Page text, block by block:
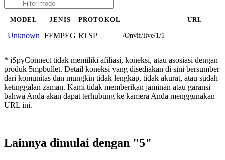
MODEL JENIS PROTOKOL URL
Unknown FFMPEG RTSP /Onvif/live/1/1
* iSpyConnect tidak memiliki afiliasi, koneksi, atau asosiasi dengan
produk 5mpbullet. Detail koneksi yang disediakan di sini bersumber
dari komunitas dan mungkin tidak lengkap, tidak akurat, atau sudah
ketinggalan zaman. Kami tidak memberikan jaminan atau garansi
bahwa Anda akan dapat terhubung ke kamera Anda menggunakan
URL ini.
Lainnya dimulai dengan "5"